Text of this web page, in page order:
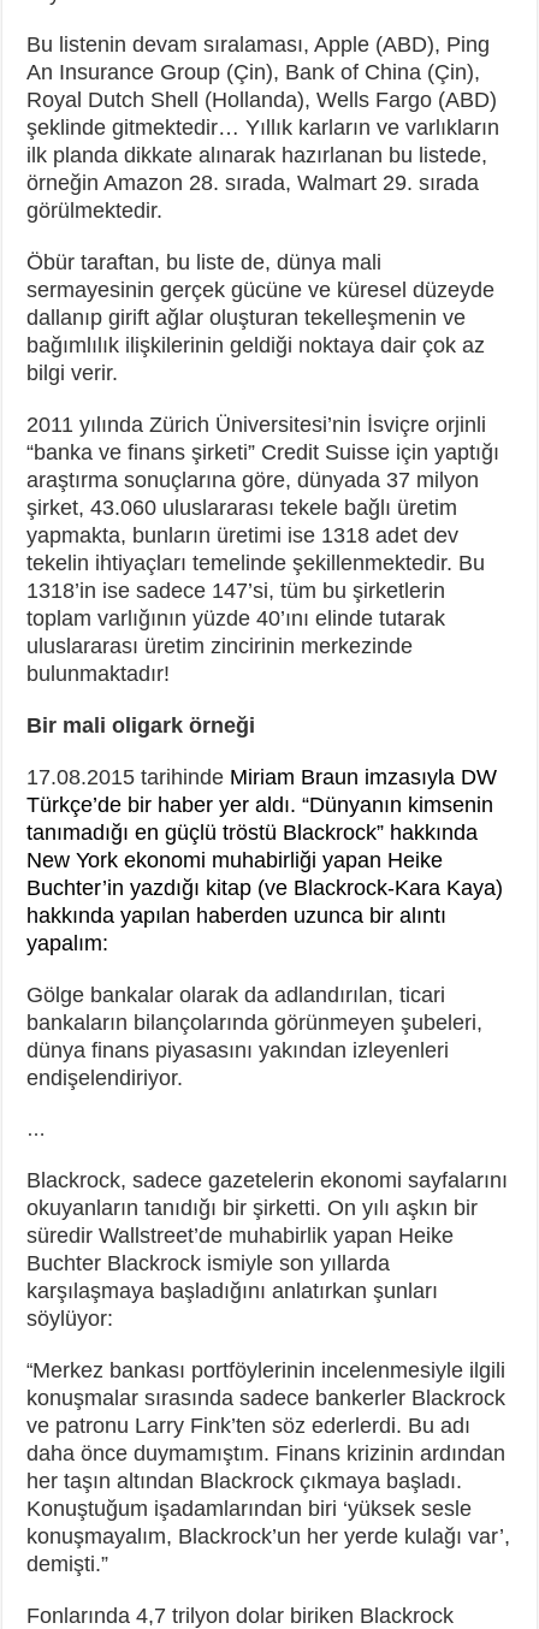
Bu listenin devam sıralaması, Apple (ABD), Ping
An Insurance Group (Çin), Bank of China (Çin),
Royal Dutch Shell (Hollanda), Wells Fargo (ABD)
şeklinde gitmektedir… Yıllık karların ve varlıkların
ilk planda dikkate alınarak hazırlanan bu listede,
örneğin Amazon 28. sırada, Walmart 29. sırada
görülmektedir.
Öbür taraftan, bu liste de, dünya mali
sermayesinin gerçek gücüne ve küresel düzeyde
dallanıp girift ağlar oluşturan tekelleşmenin ve
bağımlılık ilişkilerinin geldiği noktaya dair çok az
bilgi verir.
2011 yılında Zürich Üniversitesi’nin İsviçre orjinli
“banka ve finans şirketi” Credit Suisse için yaptığı
araştırma sonuçlarına göre, dünyada 37 milyon
şirket, 43.060 uluslararası tekele bağlı üretim
yapmakta, bunların üretimi ise 1318 adet dev
tekelin ihtiyaçları temelinde şekillenmektedir. Bu
1318’in ise sadece 147’si, tüm bu şirketlerin
toplam varlığının yüzde 40’ını elinde tutarak
uluslararası üretim zincirinin merkezinde
bulunmaktadır!
Bir mali oligark örneği
17.08.2015 tarihinde Miriam Braun imzasıyla DW
Türkçe’de bir haber yer aldı. “Dünyanın kimsenin
tanımadığı en güçlü tröstü Blackrock” hakkında
New York ekonomi muhabirliği yapan Heike
Buchter’in yazdığı kitap (ve Blackrock-Kara Kaya)
hakkında yapılan haberden uzunca bir alıntı
yapalım:
Gölge bankalar olarak da adlandırılan, ticari
bankaların bilançolarında görünmeyen şubeleri,
dünya finans piyasasını yakından izleyenleri
endişelendiriyor.
…
Blackrock, sadece gazetelerin ekonomi sayfalarını
okuyanların tanıdığı bir şirketti. On yılı aşkın bir
süredir Wallstreet’de muhabirlik yapan Heike
Buchter Blackrock ismiyle son yıllarda
karşılaşmaya başladığını anlatırkan şunları
söylüyor:
“Merkez bankası portföylerinin incelenmesiyle ilgili
konuşmalar sırasında sadece bankerler Blackrock
ve patronu Larry Fink’ten söz ederlerdi. Bu adı
daha önce duymamıştım. Finans krizinin ardından
her taşın altından Blackrock çıkmaya başladı.
Konuştuğum işadamlarından biri ‘yüksek sesle
konuşmayalım, Blackrock’un her yerde kulağı var’,
demişti.”
Fonlarında 4,7 trilyon dolar biriken Blackrock